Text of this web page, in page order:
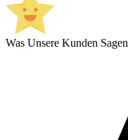
Was Unsere Kunden Sagen